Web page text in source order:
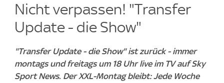
Nicht verpassen! "Transfer
Update - die Show"
"Transfer Update - die Show" ist zurück - immer
montags und freitags um 18 Uhr live im TV auf Sky
Sport News. Der XXL-Montag bleibt: Jede Woche